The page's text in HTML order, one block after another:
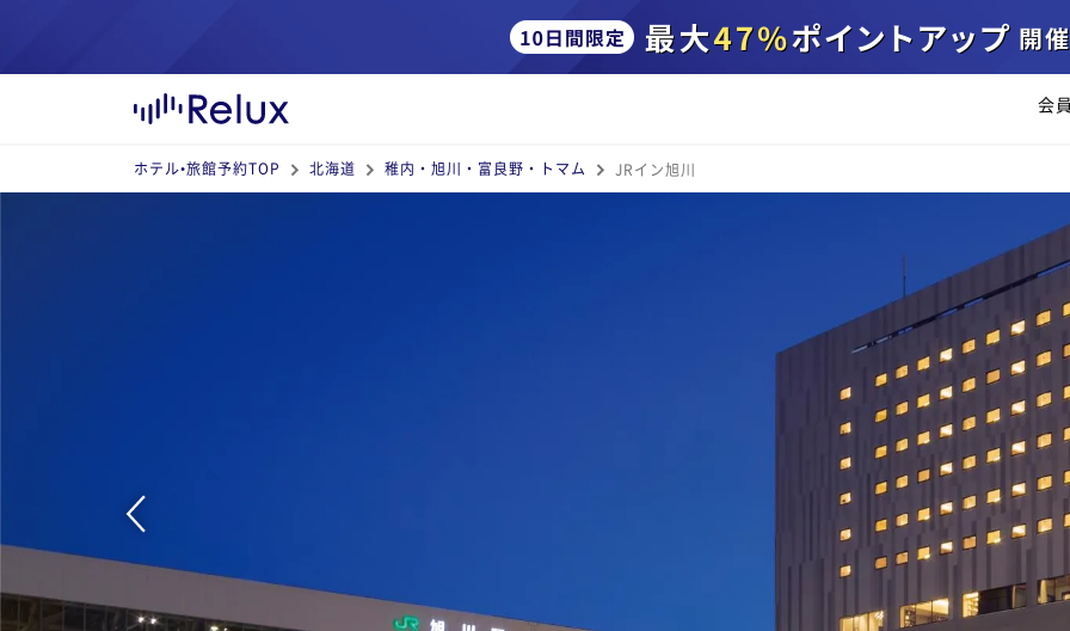
会
ホテル•旅館予約TOP 北海道 稚内・旭川・富良野・トマム JRイン旭川